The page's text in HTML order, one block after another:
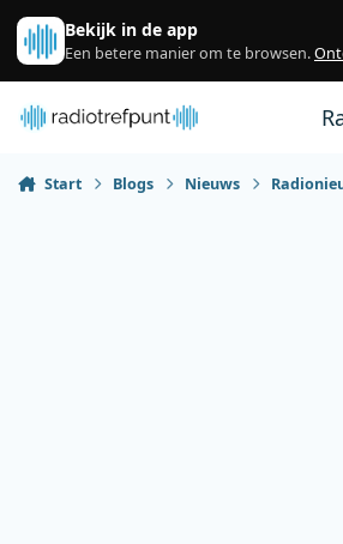
Spring naar bijdragen
Bekijk in de app
Een betere manier om te browsen.
Start Blogs Nieuws